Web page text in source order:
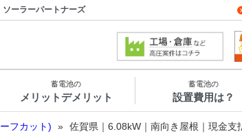
ーラーパートナーズ
蓄電池の
メリットデメリット
蓄電池の
設置費用は？
フカット) » 佐賀県｜6.08kW｜南向き屋根｜現金支